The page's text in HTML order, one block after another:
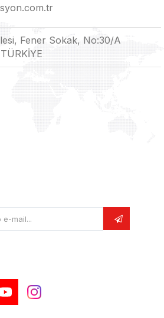
Fener Sokak, No:30/A